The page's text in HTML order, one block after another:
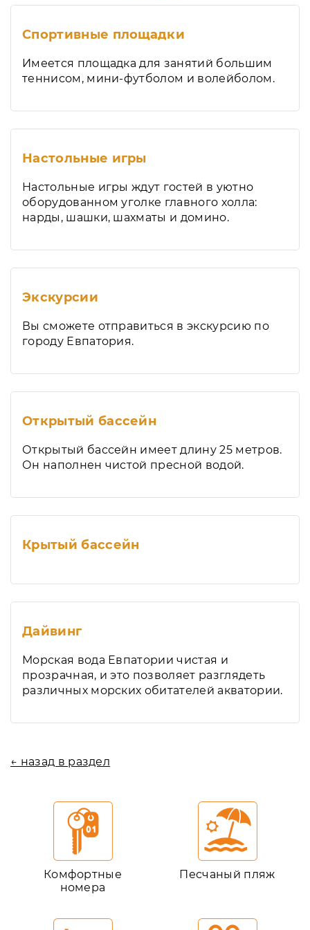
Спортивные площадки
Имеется площадка для занятий большим
теннисом, мини-футболом и волейболом.
Настольные игры
Настольные игры ждут гостей в уютно
оборудованном уголке главного холла:
нарды, шашки, шахматы и домино.
Экскурсии
Вы сможете отправиться в экскурсию по
городу Евпатория.
Открытый бассейн
Открытый бассейн имеет длину 25 метров.
Он наполнен чистой пресной водой.
Крытый бассейн
Дайвинг
Морская вода Евпатории чистая и
прозрачная, и это позволяет разглядеть
различных морских обитателей акватории.
← назад в раздел
Комфортные
номера
Песчаный пляж